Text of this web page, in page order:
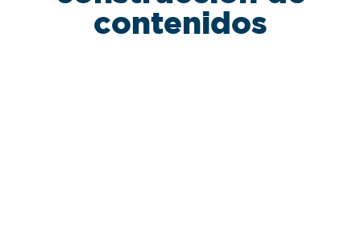
contenidos